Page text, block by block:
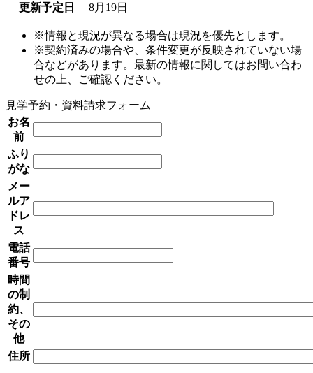
更新予定日
8月19日
※情報と現況が異なる場合は現況を優先とします。
※契約済みの場合や、条件変更が反映されていない場
合などがあります。最新の情報に関してはお問い合わ
せの上、ご確認ください。
見学予約・資料請求フォーム
お名
前
ふり
がな
メー
ルア
ドレ
ス
電話
番号
時間
の制
約、
その
他
住所